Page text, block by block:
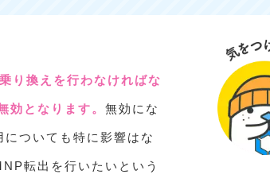
り換えを行わなければな
効となります。 無効にな
ついても特に影響はな
転出を行いたいという